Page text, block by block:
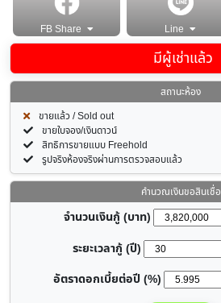
FB Share Line
มีผู้เช่าแล้ว
สถานะห้อง
ขายแล้ว / Sold out
ขายใบจอง/เงินดาวน์
สิทธิการขายแบบ Freehold
รูปจริงห้องจริงผ่านการตรวจสอบแล้ว
คำนวณเงินขอสินเชื่อ
จำนวนเงินกู้ (บาท)
ระยะเวลากู้ (ปี)
อัตราดอกเบี้ยต่อปี (%)